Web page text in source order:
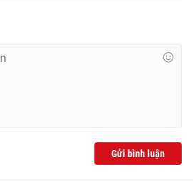
Gửi bình luận